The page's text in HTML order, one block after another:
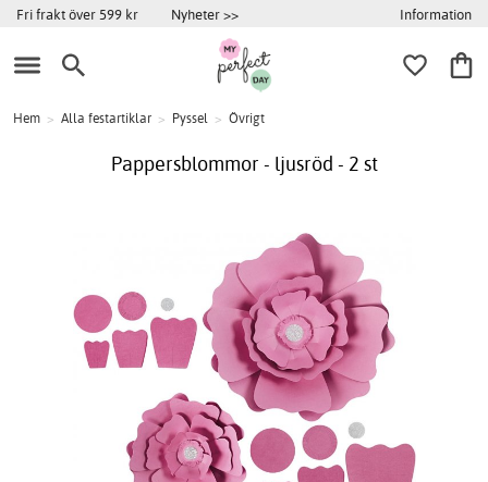
Fri frakt över 599 kr Nyheter >> Information
Hem > Alla festartiklar > Pyssel > Övrigt
Pappersblommor - ljusröd - 2 st